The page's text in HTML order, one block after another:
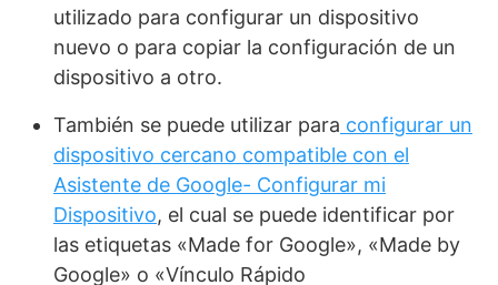
utilizado para configurar un dispositivo
nuevo o para copiar la configuración de un
dispositivo a otro.
También se puede utilizar para configurar un
dispositivo cercano compatible con el
Asistente de Google- Configurar mi
Dispositivo, el cual se puede identificar por
las etiquetas «Made for Google», «Made by
Google» o «Vínculo Rápido